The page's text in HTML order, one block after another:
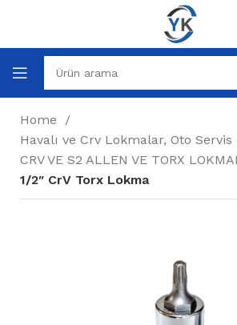
Home
Havalı ve Crv Lokmalar, Oto Servis
CRV VE S2 ALLEN VE TORX
1/2″ CrV Torx Lokma